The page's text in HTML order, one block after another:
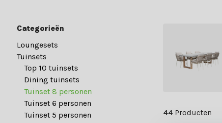
Categorieën
Loungesets
Tuinsets
Top 10 tuinsets
Dining tuinsets
Tuinset 8 personen
Tuinset 6 personen
Tuinset 5 personen
44Producten